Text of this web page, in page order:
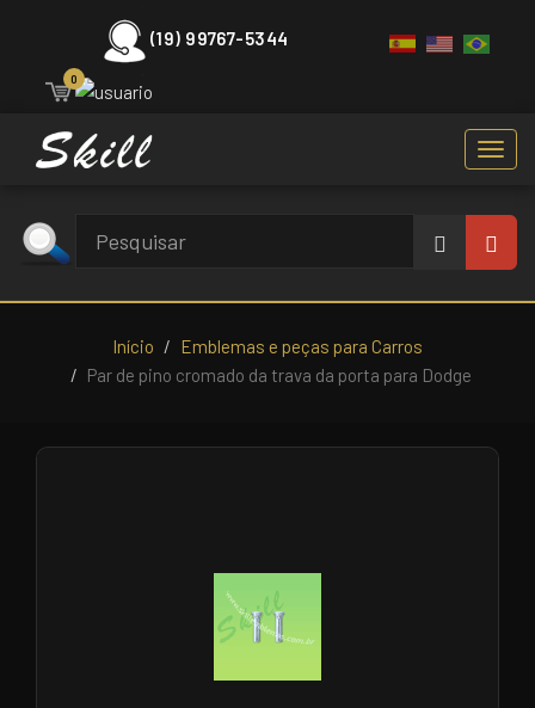
(19) 99767-5344
0
Início
Emblemas e peças para Carros
Par de pino cromado da trava da porta para Dodge